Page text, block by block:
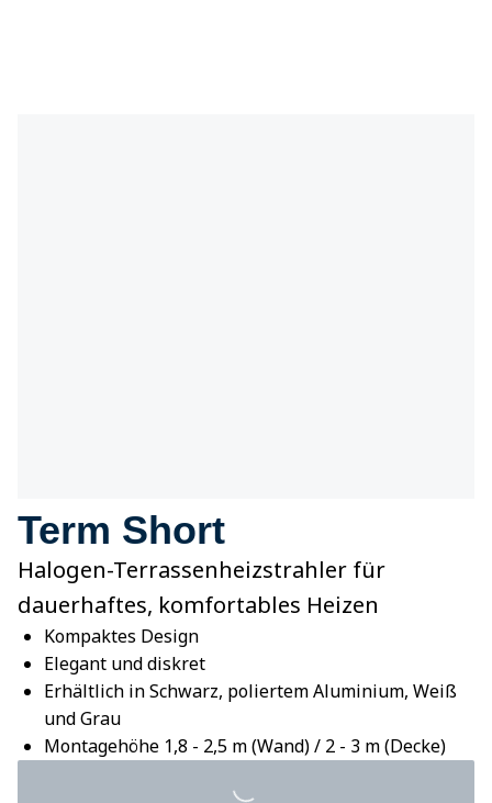
Term Short
Halogen-Terrassenheizstrahler für
dauerhaftes, komfortables Heizen
Kompaktes Design
Elegant und diskret
Erhältlich in Schwarz, poliertem Aluminium, Weiß
und Grau
Montagehöhe 1,8 - 2,5 m (Wand) / 2 - 3 m (Decke)